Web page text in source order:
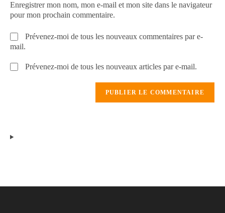
Enregistrer mon nom, mon e-mail et mon site dans le navigateur
pour mon prochain commentaire.
Prévenez-moi de tous les nouveaux commentaires par e-
mail.
Prévenez-moi de tous les nouveaux articles par e-mail.